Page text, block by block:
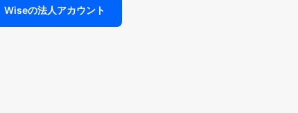
Wiseの法人アカウント